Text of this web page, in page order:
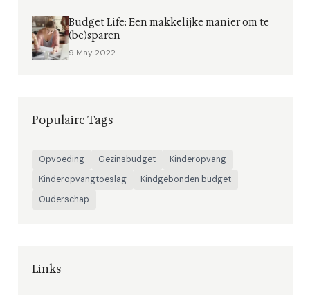
Budget Life: Een makkelijke manier om te
(be)sparen
9 May 2022
Populaire Tags
Opvoeding Gezinsbudget
Kinderopvang
Kinderopvangtoeslag
Kindgebonden budget
Ouderschap
Links